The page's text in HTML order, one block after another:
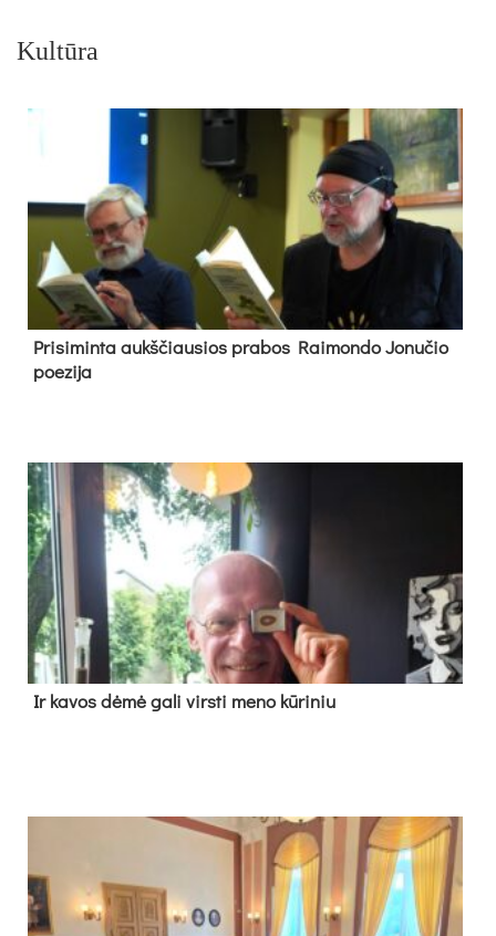
Kultūra
Pri­si­min­ta aukš­čiau­sios pra­bos Rai­mon­do Jo­nu­čio
poe­zi­ja
Ir ka­vos dė­mė ga­li virs­ti me­no kū­ri­niu